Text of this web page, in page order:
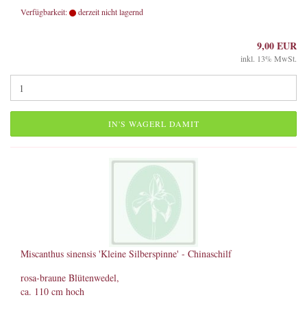
Verfügbarkeit: derzeit nicht lagernd
9,00 EUR
inkl. 13% MwSt.
IN'S WAGERL DAMIT
Miscanthus sinensis 'Kleine Silberspinne' - Chinaschilf
rosa-braune Blütenwedel,
ca. 110 cm hoch